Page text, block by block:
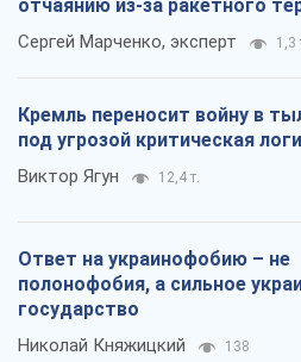
отчаянию из-за ракетного
Сергей Марченко, эксперт 1,3
Кремль переносит войну в
под угрозой критическая
Виктор Ягун 12,4 т.
Ответ на украинофобию – не
полонофобия, а сильное
государство
Николай Княжицкий 138